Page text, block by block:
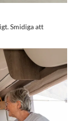
Smidiga att